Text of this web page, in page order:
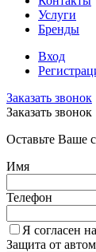
Услуги
Бренды
Вход
Заказать звонок
Заказать звонок
Оставьте Ваше
Имя
Телефон
Я согласен на
Защита от